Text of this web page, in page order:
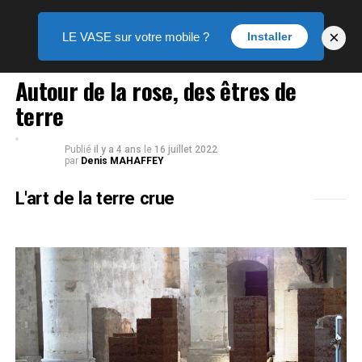
EXPOSITION
Autour de la rose, des êtres de
terre
Publié il y a 4 ans le 16 juillet 2022
par Denis MAHAFFEY
L'art de la terre crue
LE VASE sur votre mobile ? Installer ×